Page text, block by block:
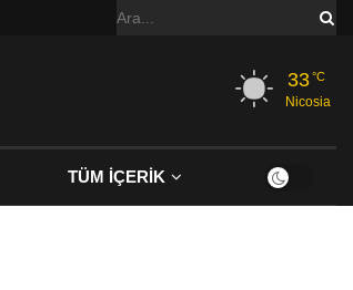
33°C
Nicosia
TÜM İÇERİK